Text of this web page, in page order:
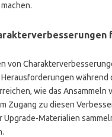
von
wie das
Zugang zu diesen
Upgrade-Materialien